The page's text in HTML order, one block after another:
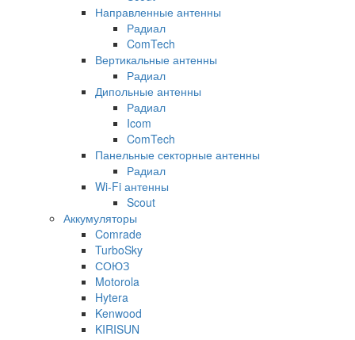
Направленные антенны
Радиал
ComTech
Вертикальные антенны
Радиал
Дипольные антенны
Радиал
Icom
ComTech
Панельные секторные антенны
Радиал
Wi-Fi антенны
Scout
Аккумуляторы
Comrade
TurboSky
СОЮЗ
Motorola
Hytera
Kenwood
KIRISUN